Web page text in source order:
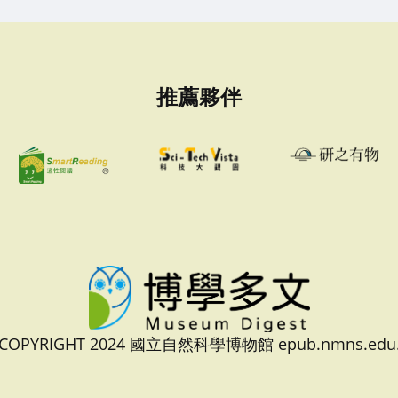
推薦夥伴
2024 國立自然科學博物館